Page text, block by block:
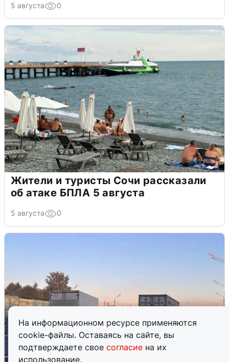
На информационном ресурсе применяются
cookie-файлы. Оставаясь на сайте, вы
подтверждаете свое согласие на их
использование.
5 августа 0
Жители и туристы Сочи рассказали
об атаке БПЛА 5 августа
5 августа 0